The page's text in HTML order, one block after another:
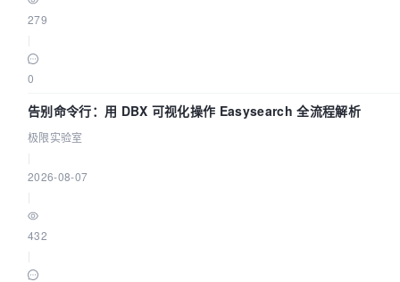
279
0
告别命令行：用 DBX 可视化操作 Easysearch 全流程解析
极限实验室
2026-08-07
432